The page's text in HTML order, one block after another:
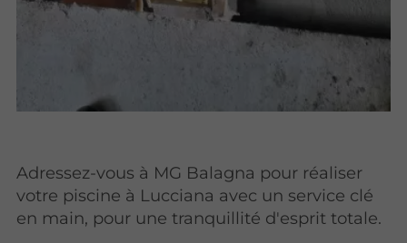
Adressez-vous à MG Balagna pour réaliser
votre piscine à Lucciana avec un service clé
en main, pour une tranquillité d'esprit totale.